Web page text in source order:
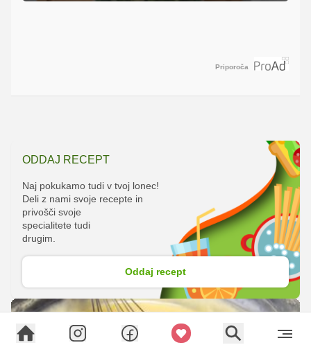
Priporoča
ODDAJ RECEPT
Naj pokukamo tudi v tvoj lonec!
Deli z nami svoje recepte in
privošči svoje
specialitete tudi
drugim.
Oddaj recept